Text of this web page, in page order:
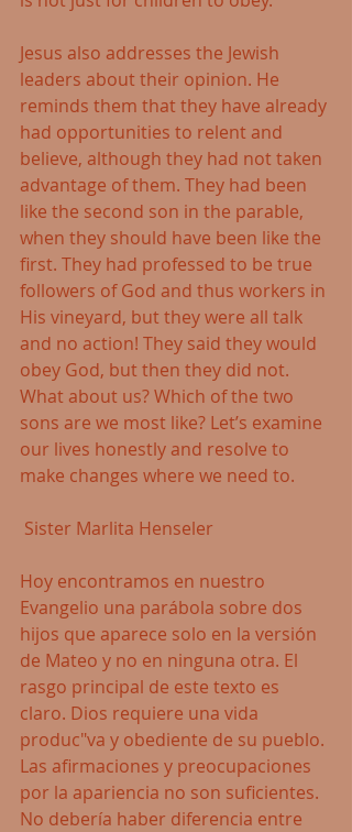
Jesus also addresses the Jewish
leaders about their opinion. He
reminds them that they have already
had opportunities to relent and
believe, although they had not taken
advantage of them. They had been
like the second son in the parable,
when they should have been like the
first. They had professed to be true
followers of God and thus workers in
His vineyard, but they were all talk
and no action! They said they would
obey God, but then they did not.
What about us? Which of the two
sons are we most like? Let’s examine
our lives honestly and resolve to
make changes where we need to.
Sister Marlita Henseler
Hoy encontramos en nuestro
Evangelio una parábola sobre dos
hijos que aparece solo en la versión
de Mateo y no en ninguna otra. El
rasgo principal de este texto es
claro. Dios requiere una vida
produc"va y obediente de su pueblo.
Las afirmaciones y preocupaciones
por la apariencia no son suficientes.
No debería haber diferencia entre